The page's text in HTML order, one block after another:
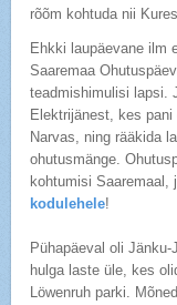
rõõm kohtuda nii
Ehkki laupäevane ilm
Saaremaa
teadmishimulisi lapsi.
Elektrijänest, kes
Narvas, ning rääkida
ohutusmänge.
kohtumisi Saaremaal,
kodulehele!
Pühapäeval oli
hulga laste üle, kes
Löwenruh parki.